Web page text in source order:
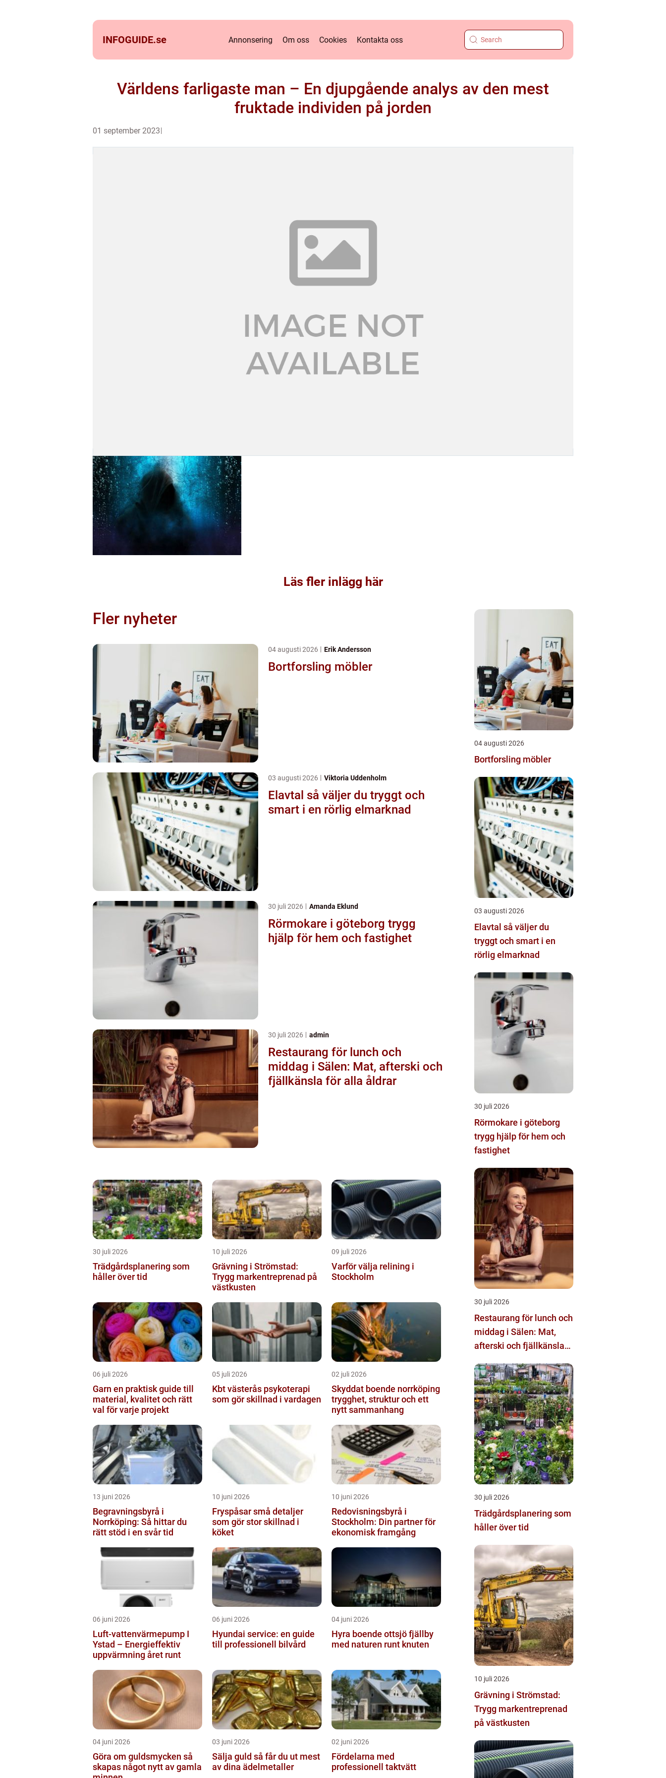
INFOGUIDE.se Annonsering Om oss Cookies Kontakta oss
Världens farligaste man – En djupgående analys av den mest
fruktade individen på jorden
01 september 2023
Läs fler inlägg här
Fler nyheter
04 augusti 2026 Erik Andersson
Bortforsling möbler
03 augusti 2026 Viktoria Uddenholm
Elavtal så väljer du tryggt och
smart i en rörlig elmarknad
30 juli 2026 Amanda Eklund
Rörmokare i göteborg trygg
hjälp för hem och fastighet
30 juli 2026 admin
Restaurang för lunch och
middag i Sälen: Mat, afterski och
fjällkänsla för alla åldrar
30 juli 2026
Trädgårdsplanering som
håller över tid
10 juli 2026
Grävning i Strömstad:
Trygg markentreprenad på
västkusten
09 juli 2026
Varför välja relining i
Stockholm
06 juli 2026
Garn en praktisk guide till
material, kvalitet och rätt
val för varje projekt
05 juli 2026
Kbt västerås psykoterapi
som gör skillnad i vardagen
02 juli 2026
Skyddat boende norrköping
trygghet, struktur och ett
nytt sammanhang
13 juni 2026
Begravningsbyrå i
Norrköping: Så hittar du
rätt stöd i en svår tid
10 juni 2026
Fryspåsar små detaljer
som gör stor skillnad i
köket
10 juni 2026
Redovisningsbyrå i
Stockholm: Din partner för
ekonomisk framgång
06 juni 2026
Luft-vattenvärmepump I
Ystad – Energieffektiv
uppvärmning året runt
06 juni 2026
Hyundai service: en guide
till professionell bilvård
04 juni 2026
Hyra boende ottsjö fjällby
med naturen runt knuten
04 juni 2026
Göra om guldsmycken så
skapas något nytt av gamla
03 juni 2026
Sälja guld så får du ut mest
av dina ädelmetaller
02 juni 2026
Fördelarna med
professionell taktvätt
04 augusti 2026
Bortforsling möbler
03 augusti 2026
Elavtal så väljer du
tryggt och smart i en
rörlig elmarknad
30 juli 2026
Rörmokare i göteborg
trygg hjälp för hem och
fastighet
30 juli 2026
Restaurang för lunch och
middag i Sälen: Mat,
afterski och fjällkänsla
30 juli 2026
Trädgårdsplanering som
håller över tid
10 juli 2026
Grävning i Strömstad:
Trygg markentreprenad
på västkusten